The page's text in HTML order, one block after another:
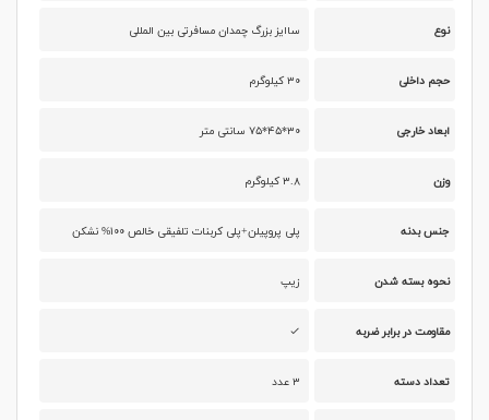
نوع ساایز بزرگ چمدان مسافرتی بین المللی
حجم داخلی ۳۰ کیلوگرم
ابعاد خارجی ۳۰*۴۵*۷۵ سانتی متر
وزن ۳.۸ کیلوگرم
جنس بدنه پلی پروپیلن+پلی کربنات تلفیقی خالص ۱۰۰% نشکن
نحوه بسته شدن زیپ
مقاومت در برابر ضربه
تعداد دسته ۳ عدد